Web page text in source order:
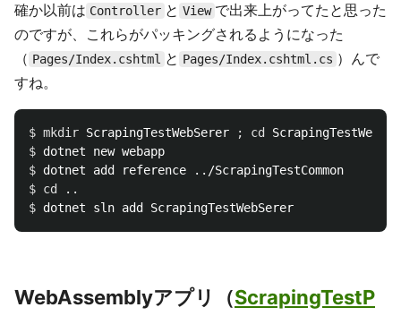
確か以前は Controller と View で出来上がってたと思った
のですが、これらがパッキングされるようになった
（ Pages/Index.cshtml と Pages/Index.cshtml.cs ）んで
すね。
$ mkdir ScrapingTestWebSerer ;
cd
$
$
$ cd
$
WebAssemblyアプリ（ScrapingTestP